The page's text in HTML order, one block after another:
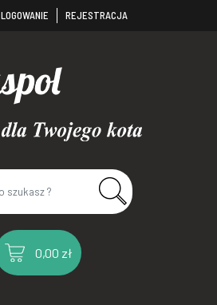
LOGOWANIE REJESTRACJA
0,00 zł